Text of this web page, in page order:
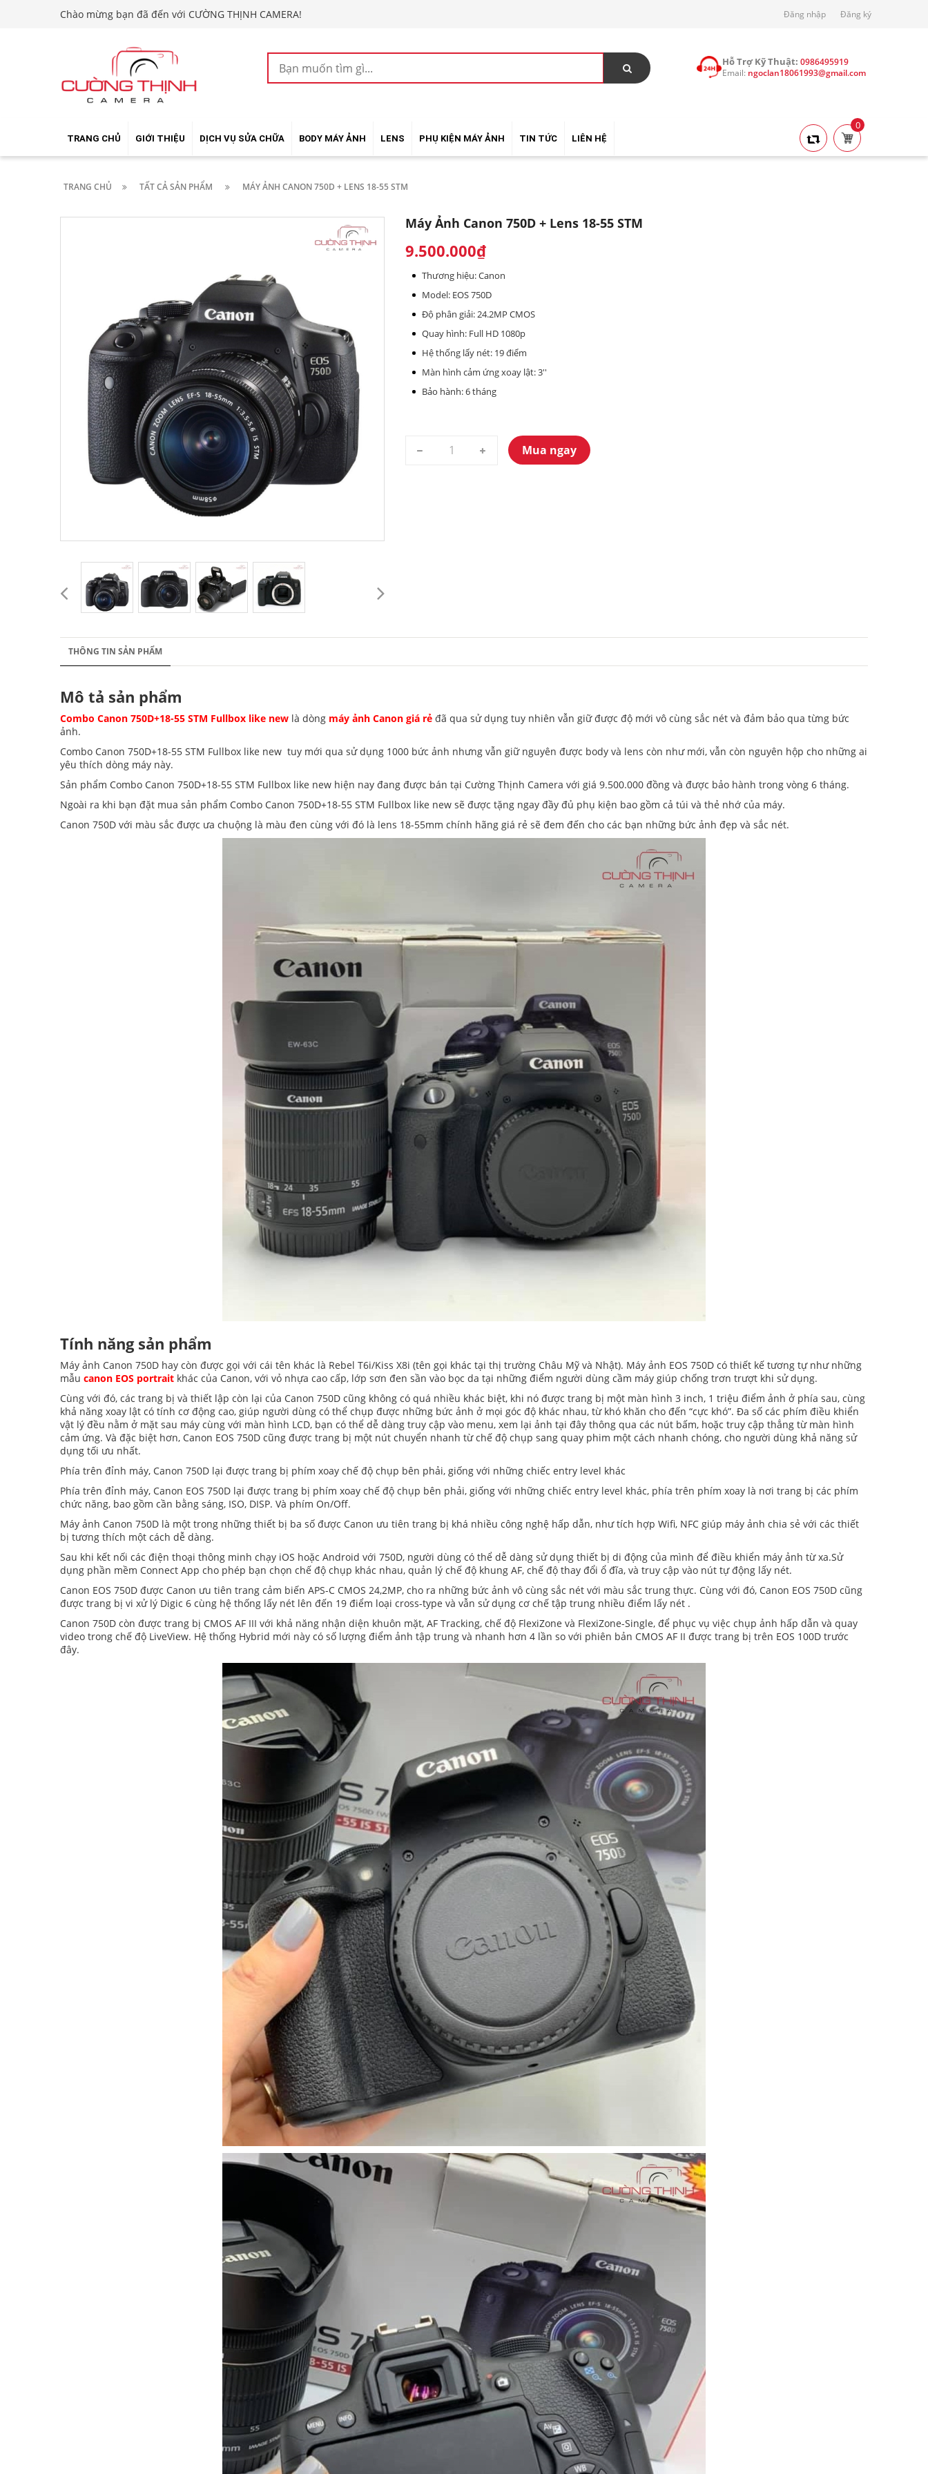
Chào mừng bạn đã đến với CƯỜNG THỊNH CAMERA! Đăng nhập Đăng ký
Hỗ Trợ Kỹ Thuật:0986495919
Email: ngoclan18061993@gmail.com
TRANG CHỦ GIỚI THIỆU DỊCH VỤ SỬA CHỮA BODY MÁY ẢNH LENS PHỤ KIỆN MÁY ẢNH TIN TỨC LIÊN HỆ
0
TRANG CHỦ TẤT CẢ SẢN PHẨM MÁY ẢNH CANON 750D + LENS 18-55 STM
Máy Ảnh Canon 750D + Lens 18-55 STM
9.500.000₫
Thương hiệu: Canon
Model: EOS 750D
Độ phân giải: 24.2MP CMOS
Quay hình: Full HD 1080p
Hệ thống lấy nét: 19 điểm
Màn hình cảm ứng xoay lật: 3''
Bảo hành: 6 tháng
Mua ngay
THÔNG TIN SẢN PHẨM
Mô tả sản phẩm
Combo Canon 750D+18-55 STM Fullbox like new là dòng máy ảnh Canon giá rẻ đã qua sử dụng tuy nhiên vẫn giữ được độ mới vô cùng sắc nét và đảm bảo qua từng bức
ảnh.
Combo Canon 750D+18-55 STM Fullbox like new tuy mới qua sử dụng 1000 bức ảnh nhưng vẫn giữ nguyên được body và lens còn như mới, vẫn còn nguyên hộp cho những ai
yêu thích dòng máy này.
Sản phẩm Combo Canon 750D+18-55 STM Fullbox like new hiện nay đang được bán tại Cường Thịnh Camera với giá 9.500.000 đồng và được bảo hành trong vòng 6 tháng.
Ngoài ra khi bạn đặt mua sản phẩm Combo Canon 750D+18-55 STM Fullbox like new sẽ được tặng ngay đầy đủ phụ kiện bao gồm cả túi và thẻ nhớ của máy.
Canon 750D với màu sắc được ưa chuộng là màu đen cùng với đó là lens 18-55mm chính hãng giá rẻ sẽ đem đến cho các bạn những bức ảnh đẹp và sắc nét.
Tính năng sản phẩm
Máy ảnh Canon 750D hay còn được gọi với cái tên khác là Rebel T6i/Kiss X8i (tên gọi khác tại thị trường Châu Mỹ và Nhật). Máy ảnh EOS 750D có thiết kế tương tự như những
mẫu canon EOS portrait khác của Canon, với vỏ nhựa cao cấp, lớp sơn đen sần vào bọc da tại những điểm người dùng cầm máy giúp chống trơn trượt khi sử dụng.
Cùng với đó, các trang bị và thiết lập còn lại của Canon 750D cũng không có quá nhiều khác biệt, khi nó được trang bị một màn hình 3 inch, 1 triệu điểm ảnh ở phía sau, cùng
khả năng xoay lật có tính cơ động cao, giúp người dùng có thể chụp được những bức ảnh ở mọi góc độ khác nhau, từ khó khăn cho đến “cực khó”. Đa số các phím điều khiển
vật lý đều nằm ở mặt sau máy cùng với màn hình LCD, bạn có thể dễ dàng truy cập vào menu, xem lại ảnh tại đây thông qua các nút bấm, hoặc truy cập thẳng từ màn hình
cảm ứng. Và đặc biệt hơn, Canon EOS 750D cũng được trang bị một nút chuyển nhanh từ chế độ chụp sang quay phim một cách nhanh chóng, cho người dùng khả năng sử
dụng tối ưu nhất.
Phía trên đỉnh máy, Canon 750D lại được trang bị phím xoay chế độ chụp bên phải, giống với những chiếc entry level khác
Phía trên đỉnh máy, Canon EOS 750D lại được trang bị phím xoay chế độ chụp bên phải, giống với những chiếc entry level khác, phía trên phím xoay là nơi trang bị các phím
chức năng, bao gồm cần bằng sáng, ISO, DISP. Và phím On/Off.
Máy ảnh Canon 750D là một trong những thiết bị ba số được Canon ưu tiên trang bị khá nhiều công nghệ hấp dẫn, như tích hợp Wifi, NFC giúp máy ảnh chia sẻ với các thiết
bị tương thích một cách dễ dàng.
Sau khi kết nối các điện thoại thông minh chạy iOS hoặc Android với 750D, người dùng có thể dễ dàng sử dụng thiết bị di động của mình để điều khiển máy ảnh từ xa.Sử
dụng phần mềm Connect App cho phép bạn chọn chế độ chụp khác nhau, quản lý chế độ khung AF, chế độ thay đổi ổ đĩa, và truy cập vào nút tự động lấy nét.
Canon EOS 750D được Canon ưu tiên trang cảm biến APS-C CMOS 24,2MP, cho ra những bức ảnh vô cùng sắc nét với màu sắc trung thực. Cùng với đó, Canon EOS 750D cũng
được trang bị vi xử lý Digic 6 cùng hệ thống lấy nét lên đến 19 điểm loại cross-type và vẫn sử dụng cơ chế tập trung nhiều điểm lấy nét .
Canon 750D còn được trang bị CMOS AF III với khả năng nhận diện khuôn mặt, AF Tracking, chế độ FlexiZone và FlexiZone-Single, để phục vụ việc chụp ảnh hấp dẫn và quay
video trong chế độ LiveView. Hệ thống Hybrid mới này có số lượng điểm ảnh tập trung và nhanh hơn 4 lần so với phiên bản CMOS AF II được trang bị trên EOS 100D trước
đây.